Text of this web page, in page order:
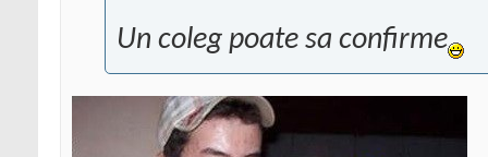
Un coleg poate sa confirme